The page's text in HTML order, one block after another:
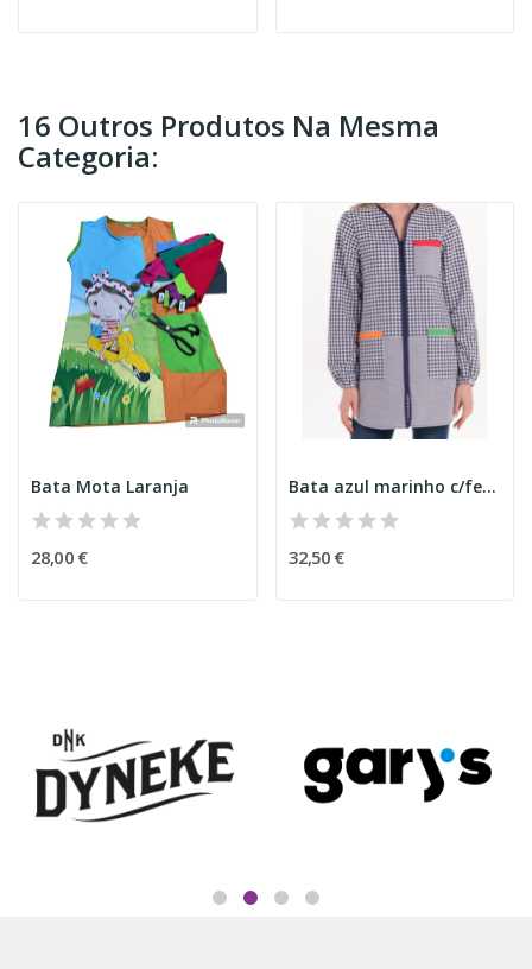
16 Outros Produtos Na Mesma
Categoria:
Bata Mota Laranja
28,00 €
Bata azul marinho c/fecho
32,50 €